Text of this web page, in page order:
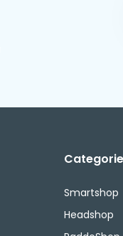
Smartshop
Headshop